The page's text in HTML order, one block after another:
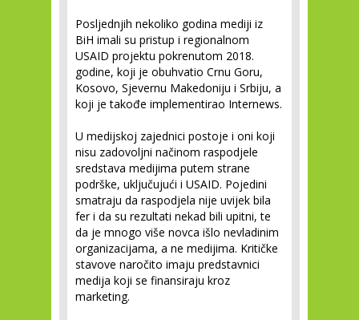
Posljednjih nekoliko godina mediji iz
BiH imali su pristup i regionalnom
USAID projektu pokrenutom 2018.
godine, koji je obuhvatio Crnu Goru,
Kosovo, Sjevernu Makedoniju i Srbiju, a
koji je takođe implementirao Internews.
U medijskoj zajednici postoje i oni koji
nisu zadovoljni načinom raspodjele
sredstava medijima putem strane
podrške, uključujući i USAID. Pojedini
smatraju da raspodjela nije uvijek bila
fer i da su rezultati nekad bili upitni, te
da je mnogo više novca išlo nevladinim
organizacijama, a ne medijima. Kritičke
stavove naročito imaju predstavnici
medija koji se finansiraju kroz
marketing.